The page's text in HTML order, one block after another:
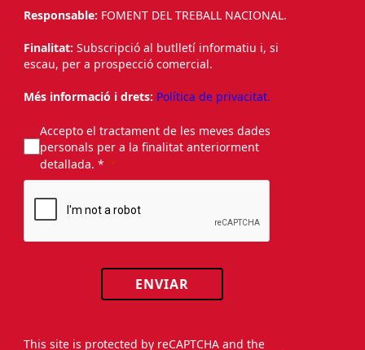
Responsable: FOMENT DEL TREBALL NACIONAL.
Finalitat: Subscripció al butlletí informatiu i, si
escau, per a prospecció comercial.
Més informació i drets: Política de privacitat.
Accepto el tractament de les meves dades
personals per a la finalitat anteriorment
detallada. *
ENVIAR
This site is protected by reCAPTCHA and the